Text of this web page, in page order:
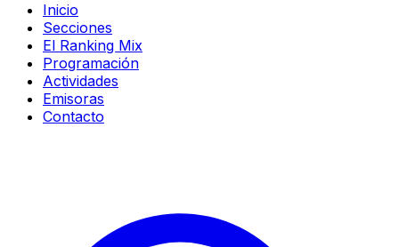
Inicio
Secciones
El Ranking Mix
Programación
Actividades
Emisoras
Contacto